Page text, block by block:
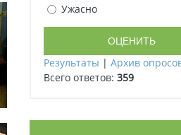
Ужасно
Результаты | Архив
Всего ответов: 359